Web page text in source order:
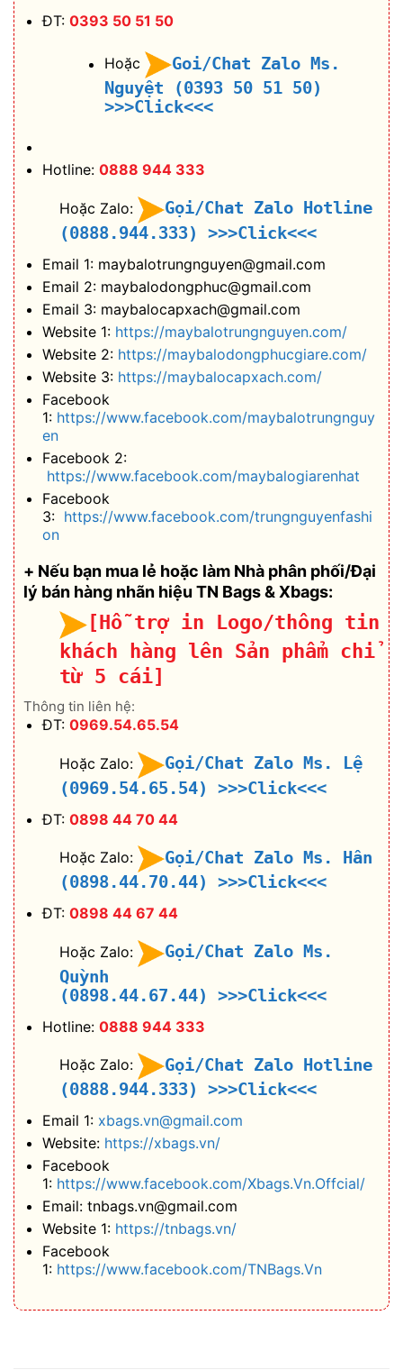
ĐT: 0393 50 51 50
Hoặc
Goi/Chat Zalo Ms.
Nguyệt (0393 50 51 50)
>>>Click<<<
Hotline: 0888 944 333
Hoặc Zalo:
Gọi/Chat Zalo Hotline
(0888.944.333)
>>>Click<<<
Email 1: maybalotrungnguyen@gmail.com
Email 2: maybalodongphuc@gmail.com
Email 3: maybalocapxach@gmail.com
Website 1: https://maybalotrungnguyen.com/
Website 2: https://maybalodongphucgiare.com/
Website 3: https://maybalocapxach.com/
Facebook
1: https://www.facebook.com/maybalotrungnguy
en
Facebook 2:
https://www.facebook.com/maybalogiarenhat
Facebook
3: https://www.facebook.com/trungnguyenfashi
on
+ Nếu bạn mua lẻ hoặc làm Nhà phân phối/Đại
lý bán hàng nhãn hiệu TN Bags & Xbags:
[Hỗ trợ in Logo/thông tin
khách hàng lên Sản phẩm chỉ
từ 5 cái]
Thông tin liên hệ:
ĐT: 0969.54.65.54
Hoặc Zalo:
Gọi/Chat Zalo Ms. Lệ
(0969.54.65.54)
>>>Click<<<
ĐT: 0898 44 70 44
Hoặc Zalo:
Gọi/Chat Zalo Ms. Hân
(0898.44.70.44)
>>>Click<<<
ĐT: 0898 44 67 44
Hoặc Zalo:
Gọi/Chat Zalo Ms.
Quỳnh
(0898.44.67.44)
>>>Click<<<
Hotline: 0888 944 333
Hoặc Zalo:
Gọi/Chat Zalo Hotline
(0888.944.333)
>>>Click<<<
Email 1: xbags.vn@gmail.com
Website: https://xbags.vn/
Facebook
1: https://www.facebook.com/Xbags.Vn.Offcial/
Email: tnbags.vn@gmail.com
Website 1: https://tnbags.vn/
Facebook
1: https://www.facebook.com/TNBags.Vn